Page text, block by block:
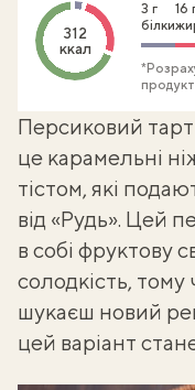
312
ккал
3 г
білки
16
Персиковий
це карамельні
тістом, які
від «Рудь». Цей
в собі фруктову
солодкість, тому
шукаєш новий
цей варіант